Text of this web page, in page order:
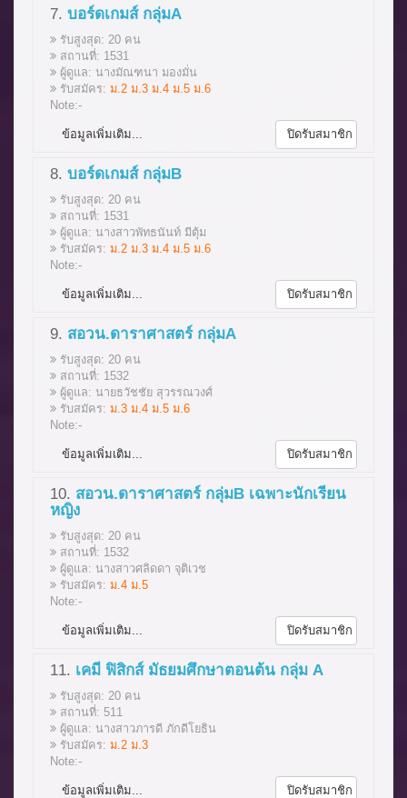
7. บอร์ดเกมส์ กลุ่มA
รับสูงสุด: 20 คน
สถานที่: 1531
ผู้ดูแล: นางมัณฑนา มองมั่น
รับสมัคร: ม.2 ม.3 ม.4 ม.5 ม.6
Note:-
ข้อมูลเพิ่มเติม... ปิดรับสมาชิก
8. บอร์ดเกมส์ กลุ่มB
รับสูงสุด: 20 คน
สถานที่: 1531
ผู้ดูแล: นางสาวพัทธนันท์ มีตุ้ม
รับสมัคร: ม.2 ม.3 ม.4 ม.5 ม.6
Note:-
ข้อมูลเพิ่มเติม... ปิดรับสมาชิก
9. สอวน.ดาราศาสตร์ กลุ่มA
รับสูงสุด: 20 คน
สถานที่: 1532
ผู้ดูแล: นายธวัชชัย สุวรรณวงศ์
รับสมัคร: ม.3 ม.4 ม.5 ม.6
Note:-
ข้อมูลเพิ่มเติม... ปิดรับสมาชิก
10. สอวน.ดาราศาสตร์ กลุ่มB เฉพาะนักเรียน
หญิง
รับสูงสุด: 20 คน
สถานที่: 1532
ผู้ดูแล: นางสาวศลิดดา จุติเวช
รับสมัคร: ม.4 ม.5
Note:-
ข้อมูลเพิ่มเติม... ปิดรับสมาชิก
11. เคมี ฟิสิกส์ มัธยมศึกษาตอนต้น กลุ่ม A
รับสูงสุด: 20 คน
สถานที่: 511
ผู้ดูแล: นางสาวภารดี ภักดีโยธิน
รับสมัคร: ม.2 ม.3
Note:-
ข้อมูลเพิ่มเติม... ปิดรับสมาชิก